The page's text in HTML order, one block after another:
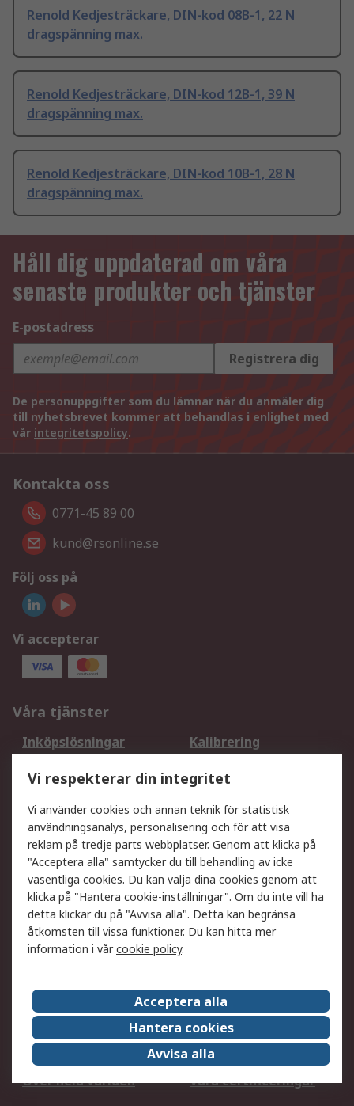
Renold Kedjesträckare, DIN-kod 08B-1, 22 N
dragspänning max.
Renold Kedjesträckare, DIN-kod 12B-1, 39 N
dragspänning max.
Renold Kedjesträckare, DIN-kod 10B-1, 28 N
dragspänning max.
Håll dig uppdaterad om våra
senaste produkter och tjänster
E-postadress
Registrera dig
De personuppgifter som du lämnar när du anmäler dig
till nyhetsbrevet kommer att behandlas i enlighet med
vår integritetspolicy.
Kontakta oss
0771-45 89 00
kund@rsonline.se
Följ oss på
Vi accepterar
Våra tjänster
Inköpslösningar
Kalibrering
DesignSpark
Teknisk Support
Ditt lokala säljteam
Exportlösningar
Support
Få hjälp
Retur av varor
Leverans
Spåra din order
Begär en fakturakopi
Fördelar med RS-konto
Betalningsalternativ
Om RS
Försäljningsvillkor
Det juridiska
Press Centre
Jobba hos RS
ESG
Över hela världen
Våra certificeringar
Vi respekterar din integritet
Vi använder cookies och annan teknik för statistisk
användningsanalys, personalisering och för att visa
reklam på tredje parts webbplatser. Genom att klicka på
"Acceptera alla" samtycker du till behandling av icke
väsentliga cookies. Du kan välja dina cookies genom att
klicka på "Hantera cookie-inställningar". Om du inte vill ha
detta klickar du på "Avvisa alla". Detta kan begränsa
åtkomsten till vissa funktioner. Du kan hitta mer
information i vårcookie policy.
Acceptera alla
Hantera cookies
Avvisa alla